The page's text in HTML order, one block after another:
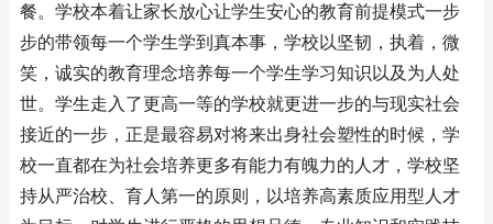
餐。学校本着让家长放心让学生安心的教育前提模式一步
步的带领每一个学生学到真本事，学校以坚韧，执着，微
笑，诚实的教育理念培养每一个学生学习知识以及为人处
世。学生走入了更高一等的学校就更进一步的与现实社会
接近的一步，正是最容易对将来出身社会塑性的时候，学
校一直都在为社会培养更多有能力有魄力的人才，学校坚
持从严治校、育人第一的原则，以培养高素质应用型人才